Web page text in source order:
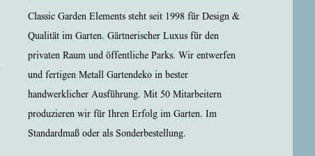
Classic Garden Elements steht seit 1998 für Design &
Qualität im Garten. Gärtnerischer Luxus für den
privaten Raum und öffentliche Parks. Wir entwerfen
und fertigen Metall Gartendeko in bester
handwerklicher Ausführung. Mit 50 Mitarbeitern
produzieren wir für Ihren Erfolg im Garten. Im
Standardmaß oder als Sonderbestellung.